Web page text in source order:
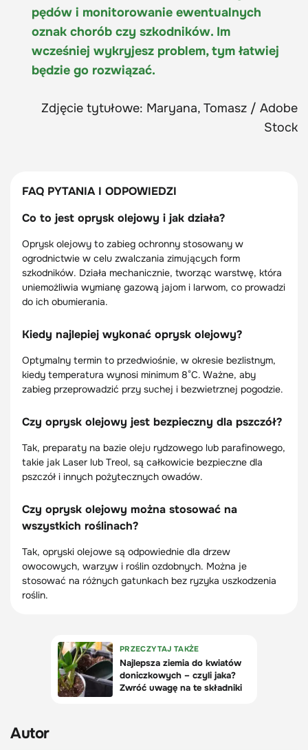
pędów i monitorowanie ewentualnych
oznak chorób czy szkodników. Im
wcześniej wykryjesz problem, tym łatwiej
będzie go rozwiązać.
Zdjęcie tytułowe: Maryana, Tomasz / Adobe
Stock
FAQ PYTANIA I ODPOWIEDZI
Co to jest oprysk olejowy i jak działa?
Oprysk olejowy to zabieg ochronny stosowany w
ogrodnictwie w celu zwalczania zimujących form
szkodników. Działa mechanicznie, tworząc warstwę, która
uniemożliwia wymianę gazową jajom i larwom, co prowadzi
do ich obumierania.
Kiedy najlepiej wykonać oprysk olejowy?
Optymalny termin to przedwiośnie, w okresie bezlistnym,
kiedy temperatura wynosi minimum 8°C. Ważne, aby
zabieg przeprowadzić przy suchej i bezwietrznej pogodzie.
Czy oprysk olejowy jest bezpieczny dla pszczół?
Tak, preparaty na bazie oleju rydzowego lub parafinowego,
takie jak Laser lub Treol, są całkowicie bezpieczne dla
pszczół i innych pożytecznych owadów.
Czy oprysk olejowy można stosować na
wszystkich roślinach?
Tak, opryski olejowe są odpowiednie dla drzew
owocowych, warzyw i roślin ozdobnych. Można je
stosować na różnych gatunkach bez ryzyka uszkodzenia
roślin.
Autor